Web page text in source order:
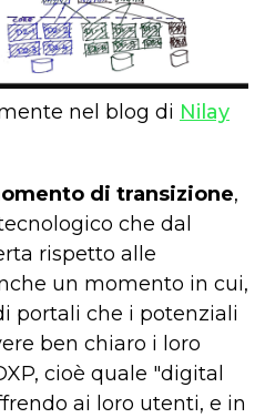
nel blog di Nilay
di transizione,
che dal
rispetto alle
un momento in cui,
portali che i potenziali
ben chiaro i loro
cioè quale "digital
ai loro utenti, e in